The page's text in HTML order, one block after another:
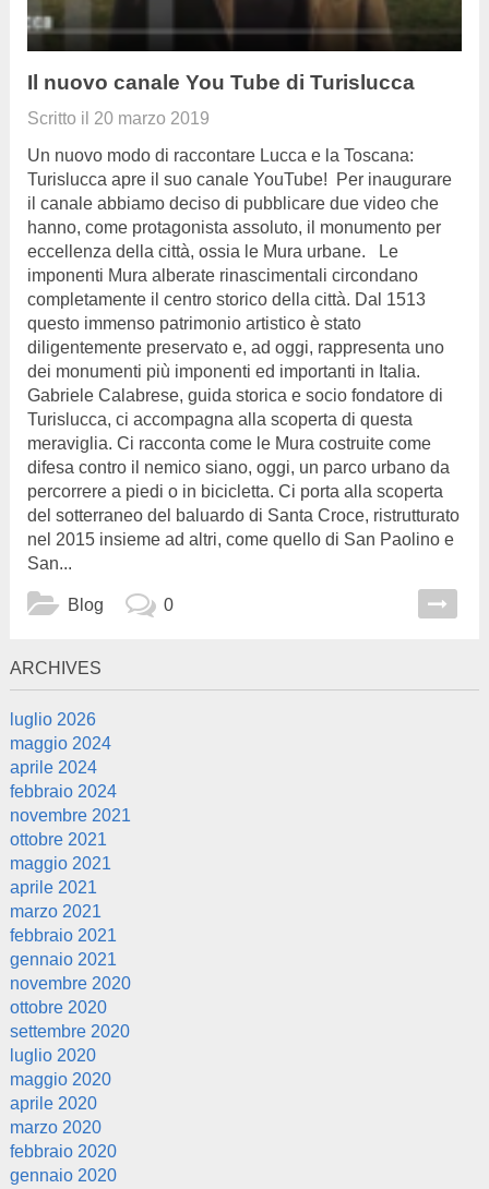
Il nuovo canale You Tube di Turislucca
Scritto il 20 marzo 2019
Un nuovo modo di raccontare Lucca e la Toscana:
Turislucca apre il suo canale YouTube! Per inaugurare
il canale abbiamo deciso di pubblicare due video che
hanno, come protagonista assoluto, il monumento per
eccellenza della città, ossia le Mura urbane. Le
imponenti Mura alberate rinascimentali circondano
completamente il centro storico della città. Dal 1513
questo immenso patrimonio artistico è stato
diligentemente preservato e, ad oggi, rappresenta uno
dei monumenti più imponenti ed importanti in Italia.
Gabriele Calabrese, guida storica e socio fondatore di
Turislucca, ci accompagna alla scoperta di questa
meraviglia. Ci racconta come le Mura costruite come
difesa contro il nemico siano, oggi, un parco urbano da
percorrere a piedi o in bicicletta. Ci porta alla scoperta
del sotterraneo del baluardo di Santa Croce, ristrutturato
nel 2015 insieme ad altri, come quello di San Paolino e
San...
Blog 0
ARCHIVES
luglio 2026
maggio 2024
aprile 2024
febbraio 2024
novembre 2021
ottobre 2021
maggio 2021
aprile 2021
marzo 2021
febbraio 2021
gennaio 2021
novembre 2020
ottobre 2020
settembre 2020
luglio 2020
maggio 2020
aprile 2020
marzo 2020
febbraio 2020
gennaio 2020